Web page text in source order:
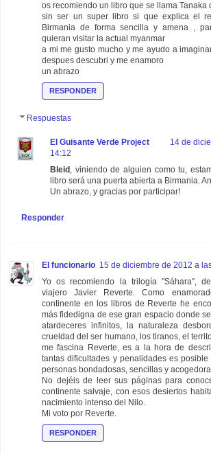
os recomiendo un libro que se llama Tanaka
sin ser un super libro si que explica el
Birmania de forma sencilla y amena ,
quieran visitar la actual myanmar
a mi me gusto mucho y me ayudo a
despues descubri y me enamoro
un abrazo
RESPONDER
Respuestas
El Guisante Verde Project
14 de
14:12
Bleid , viniendo de alguien como tu,
libro será una puerta abierta a Birmania.
Un abrazo, y gracias por participar!
Responder
El funcionario 15 de diciembre de 2012 a
Yo os recomiendo la trilogía "Sáhara",
viajero Javier Reverte. Como
continente en los libros de Reverte he
más fidedigna de ese gran espacio donde
atardeceres infinitos, la naturaleza
crueldad del ser humano, los tiranos, el
me fascina Reverte, es a la hora de
tantas dificultades y penalidades es
personas bondadosas, sencillas y
No dejéis de leer sus páginas para
continente salvaje, con esos desiertos
nacimiento intenso del Nilo.
Mi voto por Reverte.
RESPONDER